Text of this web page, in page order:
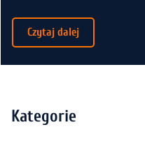
Czytaj dalej
Kategorie